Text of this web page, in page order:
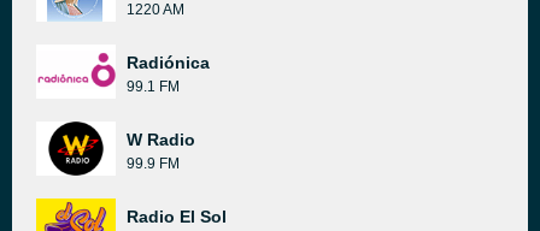
1220 AM
Radiónica
99.1 FM
W Radio
99.9 FM
Radio El Sol